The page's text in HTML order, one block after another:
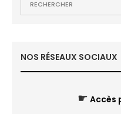
NOS RÉSEAUX SOCIAUX
☛ Accès